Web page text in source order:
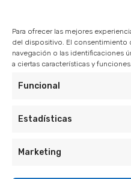
Para ofrecer las mejores
del dispositivo. El
navegación o las identificaciones
a ciertas características y funciones.
Funcional
Estadísticas
Marketing